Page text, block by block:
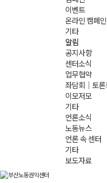
이벤트
온라인 캠페인
기타
알림
공지사항
센터소식
업무협약
좌담회｜토론
이모저모
기타
언론소식
노동뉴스
언론 속 센터
기타
보도자료